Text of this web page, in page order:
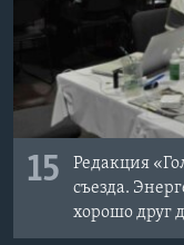
15
Редакция
съезда.
хорошо друг